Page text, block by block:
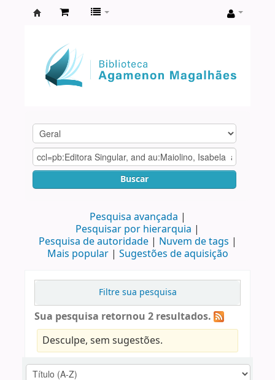
Agamenon
Magalhães
Buscar
Pesquisa avançada
Pesquisar por hierarquia
Pesquisa de autoridade
Nuvem de tags
Mais popular
Sugestões de aquisição
Filtre sua pesquisa
Sua pesquisa retornou 2 resultados.
Desculpe, sem sugestões.